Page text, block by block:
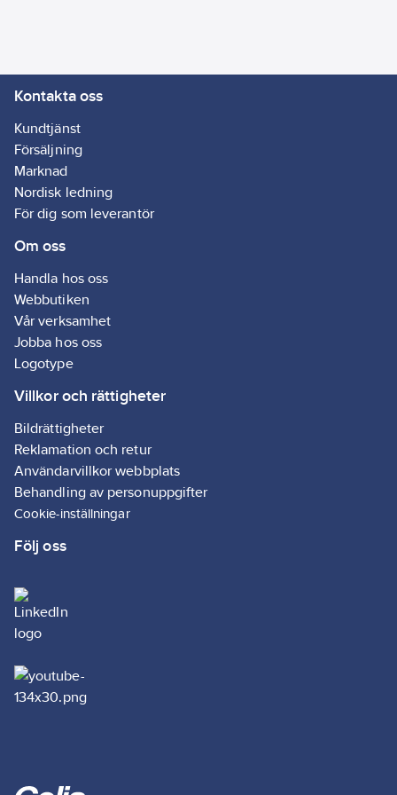
Kontakta oss
Kundtjänst
Försäljning
Marknad
Nordisk ledning
För dig som leverantör
Om oss
Handla hos oss
Webbutiken
Vår verksamhet
Jobba hos oss
Logotype
Villkor och rättigheter
Bildrättigheter
Reklamation och retur
Användarvillkor webbplats
Behandling av personuppgifter
Cookie-inställningar
Följ oss